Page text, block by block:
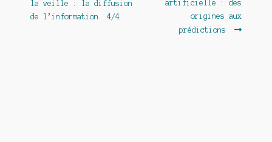
de
précédent :
la veille : la diffusion
de l’information. 4/4
suivant :
artificielle : des
origines aux
prédictions